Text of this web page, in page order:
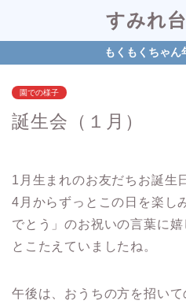
すみれ
もくもくちゃん
園での様子
誕生会（１月）
1月生まれのお友だちお誕生
4月からずっとこの日を楽し
でとう」のお祝いの言葉に嬉
とこたえていましたね。
午後は、おうちの方を招い